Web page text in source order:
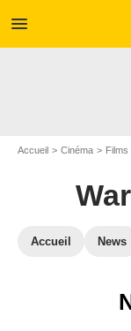
menu
Accueil Cinéma Films
Accueil News